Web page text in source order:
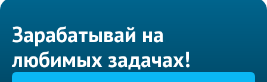
Зарабатывай на
любимых задачах!